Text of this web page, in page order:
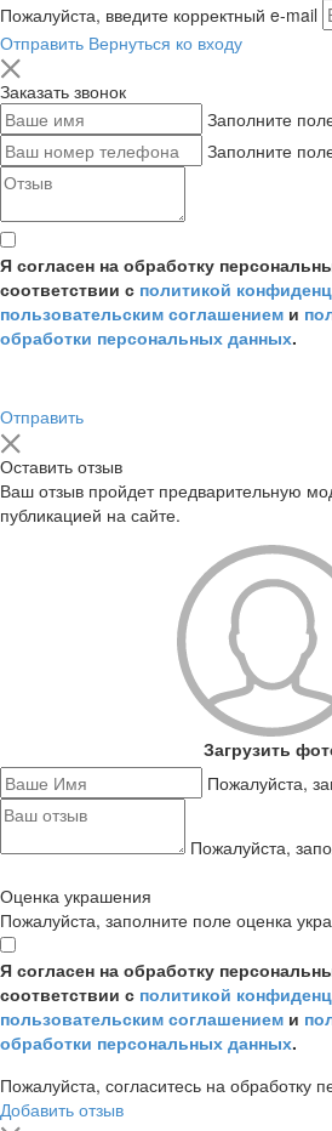
Пожалуйста, введите корректный e-mail
Отправить Вернуться ко входу
Заказать звонок
Заполните
Заполните
Я согласен на обработку
соответствии с политикой
пользовательским соглашением и
обработки персональных данных.
Отправить
Оставить отзыв
Ваш отзыв пройдет предварительную
публикацией на сайте.
Загрузить
Пожалуйста,
Пожалуйста,
Оценка украшения
Пожалуйста, заполните поле оценка
Я согласен на обработку
соответствии с политикой
пользовательским соглашением и
обработки персональных данных.
Пожалуйста, согласитесь на обработку
Добавить отзыв